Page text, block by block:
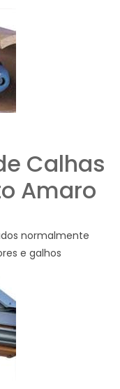
Calhas
Amaro
normalmente
e galhos